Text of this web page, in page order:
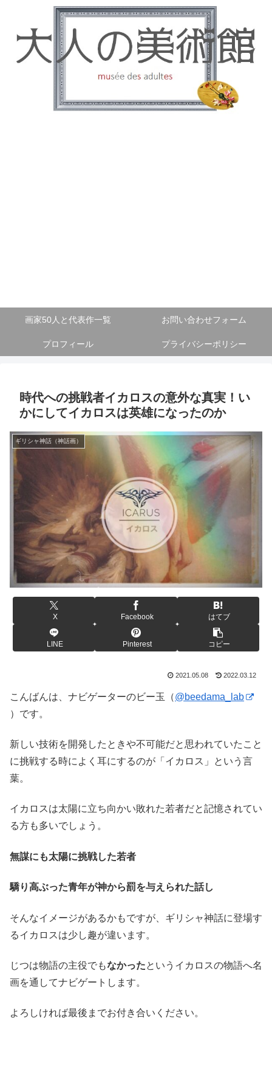
画家50人と代表作一覧 お問い合わせフォーム
プロフィール プライバシーポリシー
時代への挑戦者イカロスの意外な真実！い
かにしてイカロスは英雄になったのか
ギリシャ神話（神話画）
X Facebook はてブ
LINE Pinterest コピー
2021.05.08 2022.03.12
こんばんは、ナビゲーターのビー玉（@beedama_lab
）です。
新しい技術を開発したときや不可能だと思われていたこと
に挑戦する時によく耳にするのが「イカロス」という言
葉。
イカロスは太陽に立ち向かい敗れた若者だと記憶されてい
る方も多いでしょう。
無謀にも太陽に挑戦した若者
驕り高ぶった青年が神から罰を与えられた話し
そんなイメージがあるかもですが、ギリシャ神話に登場す
るイカロスは少し趣が違います。
じつは物語の主役でもなかったというイカロスの物語へ名
画を通してナビゲートします。
よろしければ最後までお付き合いください。